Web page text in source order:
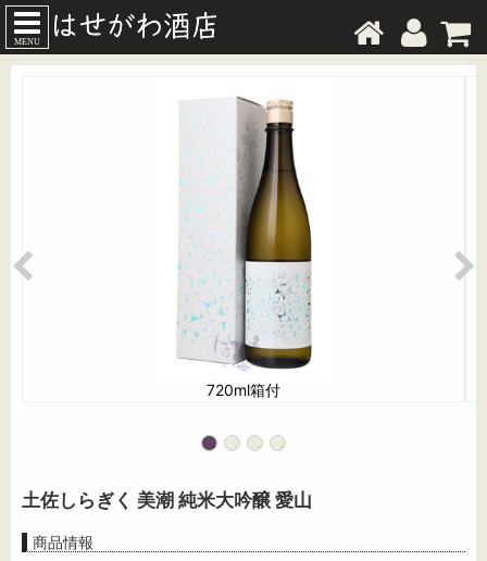
MENU
720ml箱付
土佐しらぎく 美潮 純米大吟醸 愛山
商品情報